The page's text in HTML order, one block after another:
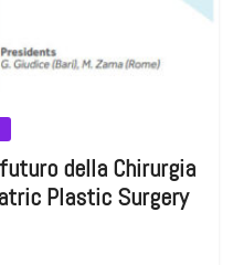
della Chirurgia
Plastic Surgery